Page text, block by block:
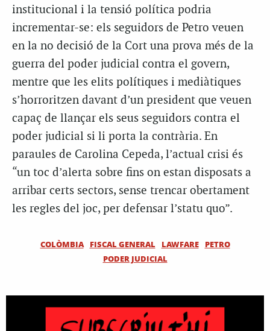
institucional i la tensió política podria
incrementar-se: els seguidors de Petro veuen
en la no decisió de la Cort una prova més de la
guerra del poder judicial contra el govern,
mentre que les elits polítiques i mediàtiques
s’horroritzen davant d’un president que veuen
capaç de llançar els seus seguidors contra el
poder judicial si li porta la contrària. En
paraules de Carolina Cepeda, l’actual crisi és
“un toc d’alerta sobre fins on estan disposats a
arribar certs sectors, sense trencar obertament
les regles del joc, per defensar l’statu quo”.
COLÒMBIA FISCAL GENERAL LAWFARE
PETRO
PODER JUDICIAL